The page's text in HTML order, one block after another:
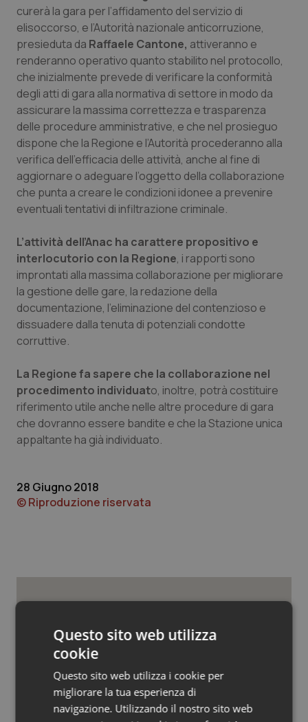
Lombardia
Marche
Molise
Piemonte
Provincia Autonoma di Bolzano
Provincia Autonoma di Trento
Puglia
Sardegna
Sicilia
Toscana
Umbria
Valle D’Aosta
Dolore
Donna & Salute
Epatiti
HIV
Infezioni & Febbre
Ipertensione & Scompenso
Malattie rare
Malattia di Crohn & Rettocolite Ulcerosa
Neuroscienze & patologie neurodegenerative
Obesità
Oftalmologia
Oncodermatologia
Oncoematologia
Oncologia & Nutrizione
Quotidiano Oncologia
Rene & patologie urogenitali
curerà la gara per l’affidamento del servizio di
elisoccorso, e l’Autorità nazionale anticorruzione,
presieduta da Raffaele Cantone, attiveranno e
renderanno operativo quanto stabilito nel protocollo,
che inizialmente prevede di verificare la conformità
degli atti di gara alla normativa di settore in modo da
assicurare la massima correttezza e trasparenza
delle procedure amministrative, e che nel prosieguo
dispone che la Regione e l’Autorità procederanno alla
verifica dell’efficacia delle attività, anche al fine di
aggiornare o adeguare l’oggetto della collaborazione
che punta a creare le condizioni idonee a prevenire
eventuali tentativi di infiltrazione criminale.
L’attività dell’Anac ha carattere propositivo e
interlocutorio con la Regione, i rapporti sono
improntati alla massima collaborazione per migliorare
la gestione delle gare, la redazione della
documentazione, l’eliminazione del contenzioso e
dissuadere dalla tenuta di potenziali condotte
corruttive.
La Regione fa sapere che la collaborazione nel
procedimento individuato, inoltre, potrà costituire
riferimento utile anche nelle altre procedure di gara
che dovranno essere bandite e che la Stazione unica
appaltante ha già individuato.
28 Giugno 2018
© Riproduzione riservata
Basilicata
Cresce la ricerca in Emilia-Romagna:
nel 2025 condotti 1.530 studi, il
numero più alto degli ultimi cinque
anni
Questo sito web utilizza
cookie
Questo sito web utilizza i cookie per
migliorare la tua esperienza di
navigazione. Utilizzando il nostro sito web